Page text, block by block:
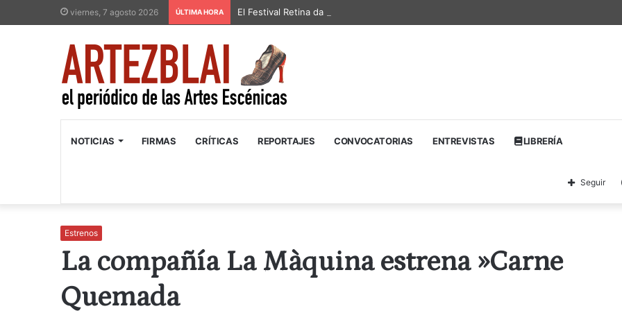
viernes, 7 agosto 2026 ÚLTIMA HORA El Festival Retina da el salto a Barcelona y Madrid y firma su edición más ambiciosa en
NOTICIAS FIRMAS CRÍTICAS REPORTAJES CONVOCATORIAS ENTREVISTAS LIBRERÍA
Seguir
Estrenos
La compañía La Màquina estrena »Carne
Quemada